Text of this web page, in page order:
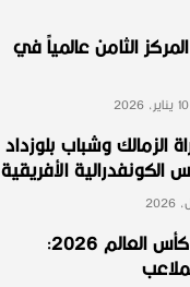
الثامن عالمياً في
الزمالك وشباب بلوزداد
الأفريقية
مجموعة مصر في كأس العالم 2026: